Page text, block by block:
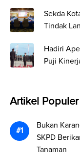
Sekda
Tindak
Hadiri
Puji
Artikel Populer
Bukan
SKPD
Tanaman